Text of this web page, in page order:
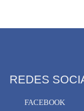
FACEBOOK
REDES